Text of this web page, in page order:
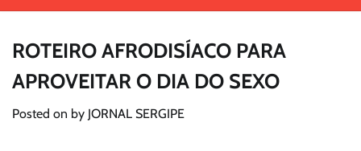
ROTEIRO AFRODISÍACO PARA
APROVEITAR O DIA DO SEXO
Posted on by JORNAL SERGIPE